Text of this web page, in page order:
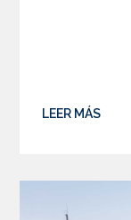
LEER MÁS